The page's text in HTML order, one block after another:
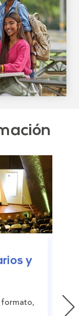
y
formato,